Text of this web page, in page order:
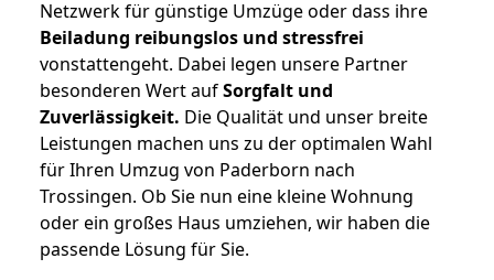
Netzwerk für günstige Umzüge oder dass ihre
Beiladung reibungslos und stressfrei
vonstattengeht. Dabei legen unsere Partner
besonderen Wert aufSorgfalt und
Zuverlässigkeit. Die Qualität und unser breite
Leistungen machen uns zu der optimalen Wahl
für Ihren Umzug von Paderborn nach
Trossingen. Ob Sie nun eine kleine Wohnung
oder ein großes Haus umziehen, wir haben die
passende Lösung für Sie.